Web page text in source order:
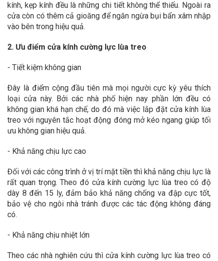
kính, kẹp kính đều là những chi tiết không thể thiếu. Ngoài ra
cửa còn có thêm cả gioăng để ngăn ngừa bụi bẩn xâm nhập
vào bên trong hiệu quả.
2. Ưu điểm cửa kính cường lực lùa treo
- Tiết kiệm không gian
Đây là điểm cộng đầu tiên mà mọi người cực kỳ yêu thích
loại cửa này. Bởi các nhà phố hiện nay phần lớn đều có
không gian khá hạn chế, do đó mà việc lắp đặt cửa kính lùa
treo với nguyên tắc hoạt động đóng mở kéo ngang giúp tối
ưu không gian hiệu quả.
- Khả năng chịu lực cao
Đối với các công trình ở vị trí mặt tiền thì khả năng chịu lực là
rất quan trọng. Theo đó cửa kính cường lực lùa treo có độ
dày 8 đến 15 ly, đảm bảo khả năng chống va đập cực tốt,
bảo vệ cho ngôi nhà tránh được các tác động không đáng
có.
- Khả năng chịu nhiệt lớn
Theo các nhà nghiên cứu thì cửa kính cường lực lùa treo có